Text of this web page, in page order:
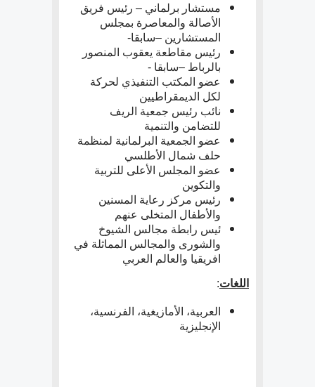
مستشار برلماني – رئيس فريق
الأصالة والمعاصرة بمجلس
المستشارين –سابقا-
رئيس مقاطعة يعقوب المنصور
بالرباط –سابقا -
عضو المكتب التنفيذي لحركة
لكل الديمقراطيين
نائب رئيس جمعية الريف
للتضامن والتنمية
عضو الجمعية البرلمانية لمنظمة
حلف شمال الأطلسي
عضو المجلس الأعلى للتربية
والتكوين
رئيس مركز رعاية المسنين
والأطفال المتخلى عنهم
ئيس رابطة مجالس الشيوخ
والشورى والمجالس المماثلة في
افريقيا والعالم العربي
اللغات:
العربية، الأمازيغية، الفرنسية،
الإنجليزية